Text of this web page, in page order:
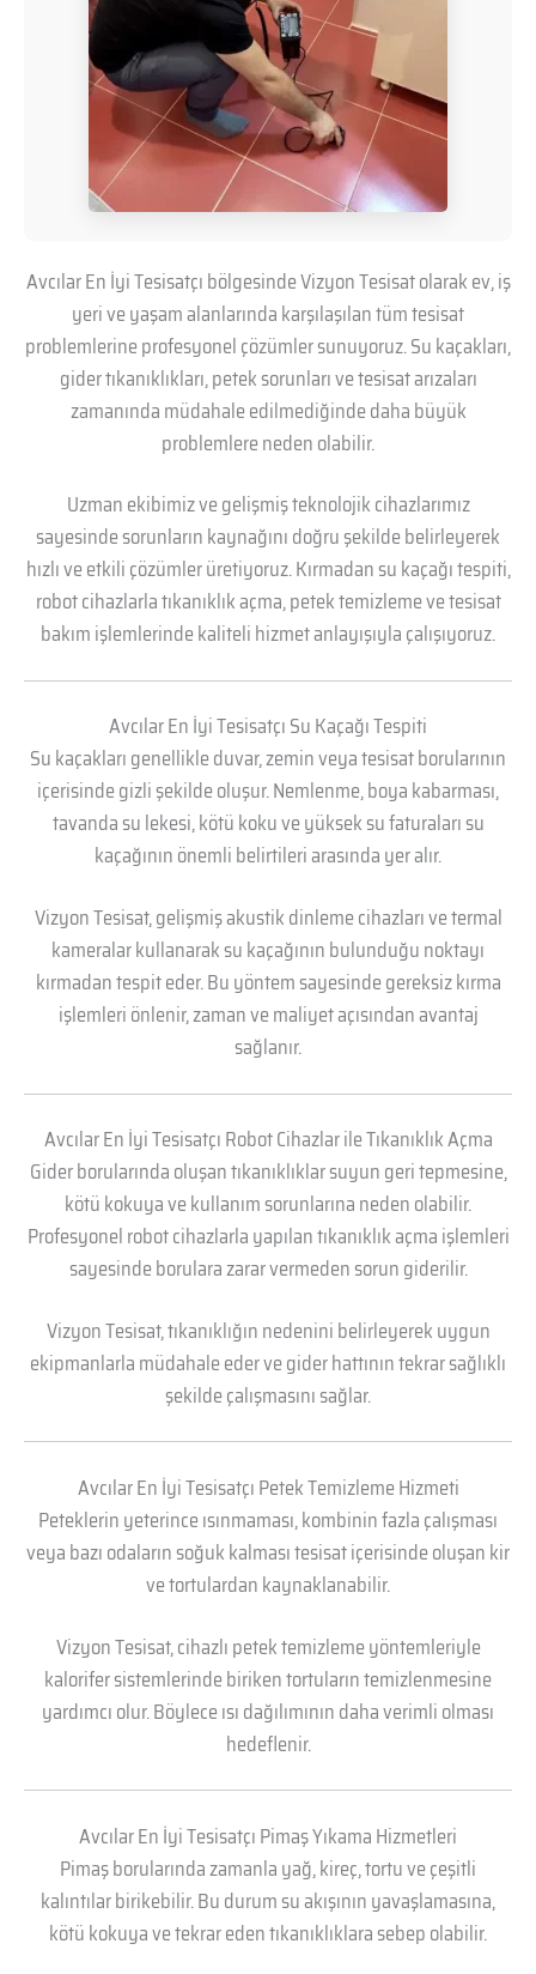
Avcılar En İyi Tesisatçı bölgesinde Vizyon Tesisat olarak ev, iş
yeri ve yaşam alanlarında karşılaşılan tüm tesisat
problemlerine profesyonel çözümler sunuyoruz. Su kaçakları,
gider tıkanıklıkları, petek sorunları ve tesisat arızaları
zamanında müdahale edilmediğinde daha büyük
problemlere neden olabilir.
Uzman ekibimiz ve gelişmiş teknolojik cihazlarımız
sayesinde sorunların kaynağını doğru şekilde belirleyerek
hızlı ve etkili çözümler üretiyoruz. Kırmadan su kaçağı tespiti,
robot cihazlarla tıkanıklık açma, petek temizleme ve tesisat
bakım işlemlerinde kaliteli hizmet anlayışıyla çalışıyoruz.
Avcılar En İyi Tesisatçı Su Kaçağı Tespiti
Su kaçakları genellikle duvar, zemin veya tesisat borularının
içerisinde gizli şekilde oluşur. Nemlenme, boya kabarması,
tavanda su lekesi, kötü koku ve yüksek su faturaları su
kaçağının önemli belirtileri arasında yer alır.
Vizyon Tesisat, gelişmiş akustik dinleme cihazları ve termal
kameralar kullanarak su kaçağının bulunduğu noktayı
kırmadan tespit eder. Bu yöntem sayesinde gereksiz kırma
işlemleri önlenir, zaman ve maliyet açısından avantaj
sağlanır.
Avcılar En İyi Tesisatçı Robot Cihazlar ile Tıkanıklık Açma
Gider borularında oluşan tıkanıklıklar suyun geri tepmesine,
kötü kokuya ve kullanım sorunlarına neden olabilir.
Profesyonel robot cihazlarla yapılan tıkanıklık açma işlemleri
sayesinde borulara zarar vermeden sorun giderilir.
Vizyon Tesisat, tıkanıklığın nedenini belirleyerek uygun
ekipmanlarla müdahale eder ve gider hattının tekrar sağlıklı
şekilde çalışmasını sağlar.
Avcılar En İyi Tesisatçı Petek Temizleme Hizmeti
Peteklerin yeterince ısınmaması, kombinin fazla çalışması
veya bazı odaların soğuk kalması tesisat içerisinde oluşan kir
ve tortulardan kaynaklanabilir.
Vizyon Tesisat, cihazlı petek temizleme yöntemleriyle
kalorifer sistemlerinde biriken tortuların temizlenmesine
yardımcı olur. Böylece ısı dağılımının daha verimli olması
hedeflenir.
Avcılar En İyi Tesisatçı Pimaş Yıkama Hizmetleri
Pimaş borularında zamanla yağ, kireç, tortu ve çeşitli
kalıntılar birikebilir. Bu durum su akışının yavaşlamasına,
kötü kokuya ve tekrar eden tıkanıklıklara sebep olabilir.